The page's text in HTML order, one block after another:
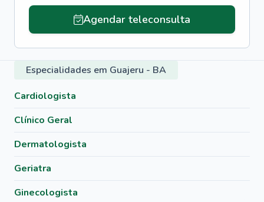
Agendar teleconsulta
Especialidades em Guajeru - BA
Cardiologista
Clínico Geral
Dermatologista
Geriatra
Ginecologista